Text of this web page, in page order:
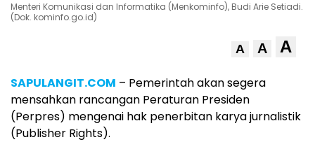
Menteri Komunikasi dan Informatika (Menkominfo), Budi Arie Setiadi.
(Dok. kominfo.go.id)
A A A
SAPULANGIT.COM – Pemerintah akan segera
mensahkan rancangan Peraturan Presiden
(Perpres) mengenai hak penerbitan karya jurnalistik
(Publisher Rights).